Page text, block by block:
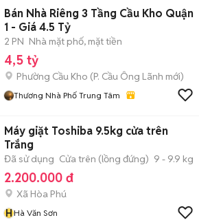
Bán Nhà Riêng 3 Tầng Cầu Kho Quận
1 - Giá 4.5 Tỷ
2 PN Nhà mặt phố, mặt tiền
4,5 tỷ
Phường Cầu Kho (P. Cầu Ông Lãnh mới)
Thương Nhà Phố Trung Tâm
Máy giặt Toshiba 9.5kg cửa trên
Trắng
Đã sử dụng Cửa trên (lồng đứng) 9 - 9.9 kg
2.200.000 đ
Xã Hòa Phú
HHà Văn Sơn